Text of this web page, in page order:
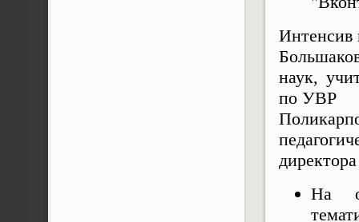
Интенсив
наук,
по УВР
На